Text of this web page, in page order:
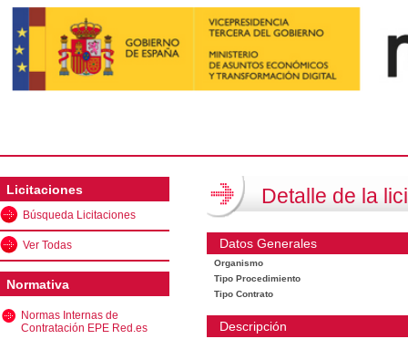
Licitaciones
Búsqueda Licitaciones
Ver Todas
Normativa
Normas Internas de
Contratación EPE Red.es
Detalle de la
Datos Generales
Organismo
Tipo Procedimiento
Tipo Contrato
Descripción